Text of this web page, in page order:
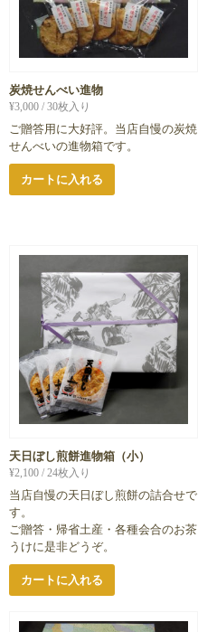
炭焼せんべい進物
¥3,000 / 30枚入り
ご贈答用に大好評。当店自慢の炭焼
せんべいの進物箱です。
カートに入れる
天日ぼし煎餅進物箱（小）
¥2,100 / 24枚入り
当店自慢の天日ぼし煎餅の詰合せで
す。
ご贈答・帰省土産・各種会合のお茶
うけに是非どうぞ。
カートに入れる